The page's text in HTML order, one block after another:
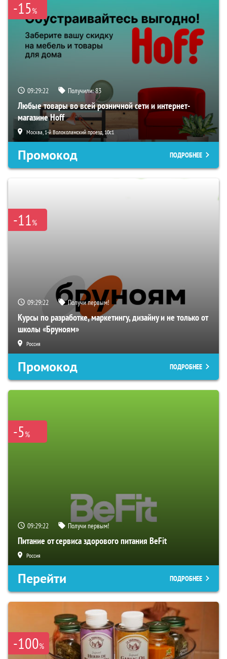
-15%
09:29:21 Получили:83
Любые товары во всей розничной сети и интернет-
магазине Hoff
Москва, 1-й Волоколамский проезд, 10с1
Промокод ПОДРОБНЕЕ
-11%
09:29:21 Получи первым!
Курсы по разработке, маркетингу, дизайну и не только от
школы «Бруноям»
Россия
Промокод ПОДРОБНЕЕ
-5%
09:29:21 Получи первым!
Питание от сервиса здорового питания BeFit
Россия
Перейти ПОДРОБНЕЕ
-100%